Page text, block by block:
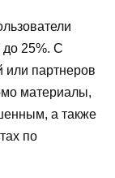
до 25%. С
или партнеров
материалы,
а также
по